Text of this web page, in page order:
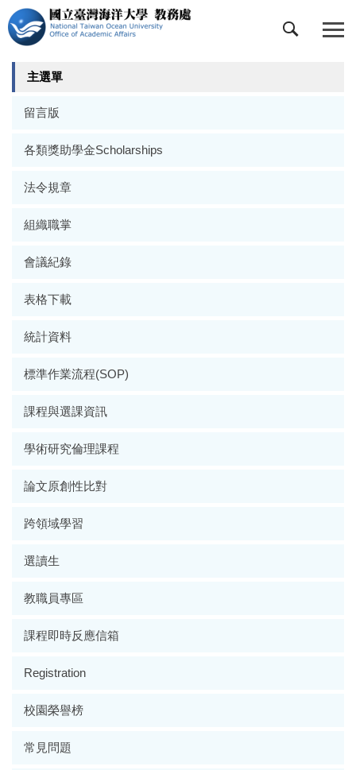
跳
到
主
要
主選單
留言版
各類獎助學金Scholarships
法令規章
組織職掌
會議紀錄
表格下載
統計資料
標準作業流程(SOP)
課程與選課資訊
學術研究倫理課程
論文原創性比對
跨領域學習
選讀生
教職員專區
課程即時反應信箱
Registration
校園榮譽榜
常見問題